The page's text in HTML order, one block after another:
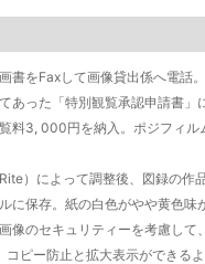
をFaxして画像貸出係へ電話
った「特別観覧承認申請書」
料3, 000円を納入。ポジフィ
）によって調整後、図録の作
に保存。紙の白色がやや黄色
像のセキュリティーを考慮し
ピー防止と拡大表示ができるよ